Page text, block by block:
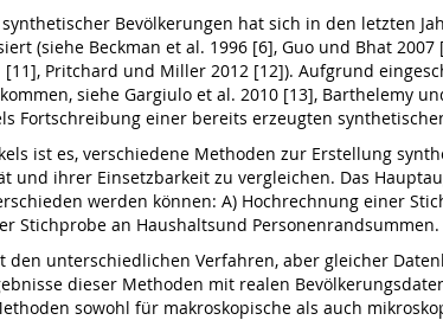
Bevölkerungen hat sich in den letzten
(siehe Beckman et al. 1996 [6], Guo und Bhat
[11], Pritchard und Miller 2012 [12]). Aufgrund
siehe Gargiulo et al. 2010 [13], Barthelemy
Fortschreibung einer bereits erzeugten
ist es, verschiedene Methoden zur Erstellung
und ihrer Einsetzbarkeit zu vergleichen. Das
werden können: A) Hochrechnung einer
Stichprobe an Haushaltsund Personenrandsummen.
den unterschiedlichen Verfahren, aber gleicher
dieser Methoden mit realen
sowohl für makroskopische als auch